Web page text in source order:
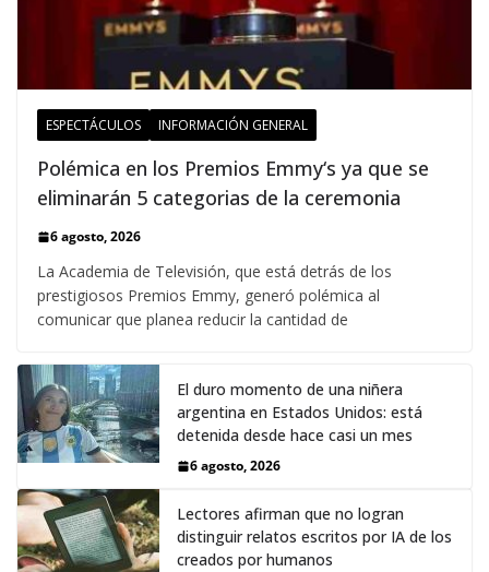
ESPECTÁCULOS INFORMACIÓN GENERAL
Polémica en los Premios Emmy‘s ya que se
eliminarán 5 categorias de la ceremonia
6 agosto, 2026
La Academia de Televisión, que está detrás de los
prestigiosos Premios Emmy, generó polémica al
comunicar que planea reducir la cantidad de
El duro momento de una niñera
argentina en Estados Unidos: está
detenida desde hace casi un mes
6 agosto, 2026
Lectores afirman que no logran
distinguir relatos escritos por IA de los
creados por humanos